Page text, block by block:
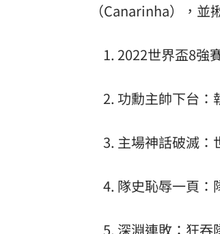
（Canarinha），並
2022世界盃8強
功勳主帥下台：
主場神話破滅：
隊史恥辱一頁：
深淵連敗：狂吞